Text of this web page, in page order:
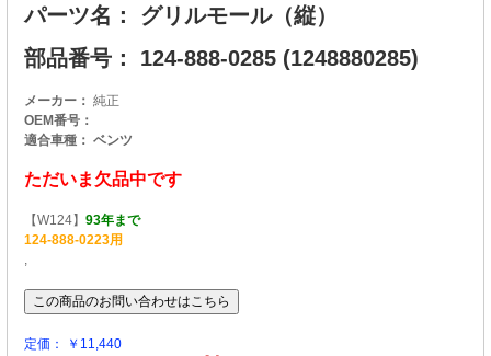
パーツ名： グリルモール（縦）
部品番号： 124-888-0285 (1248880285)
メーカー： 純正
OEM番号：
適合車種： ベンツ
ただいま欠品中です
【W124】 93年まで
124-888-0223用
定価： ￥11,440